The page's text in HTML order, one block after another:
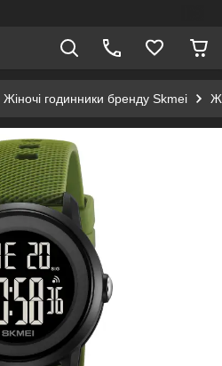
Жіночі годинники бренду Skmei